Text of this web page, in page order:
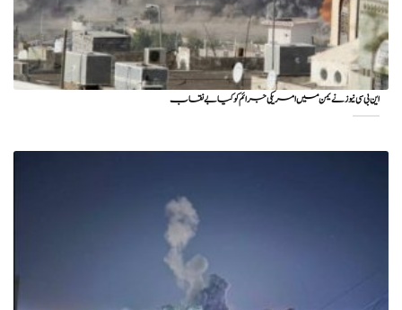
این بی سی نیوز نے یمن میں امریکی جرائم کو کیا بے نقاب